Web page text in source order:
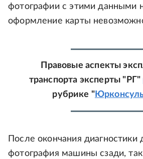
фотографии с этими данными
оформление карты
Правовые аспекты
транспорта эксперты "РГ"
рубрике "
После окончания диагностики
фотография машины сзади,